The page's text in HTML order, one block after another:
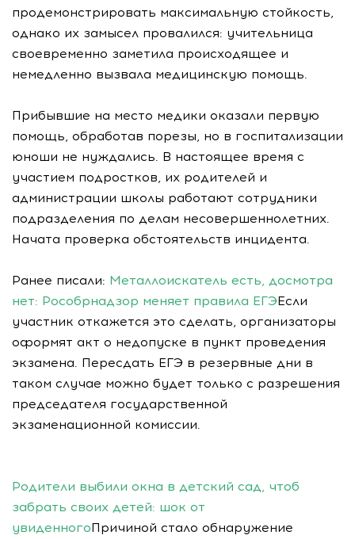
продемонстрировать максимальную стойкость,
однако их замысел провалился: учительница
своевременно заметила происходящее и
немедленно вызвала медицинскую помощь.
Прибывшие на место медики оказали первую
помощь, обработав порезы, но в госпитализации
юноши не нуждались. В настоящее время с
участием подростков, их родителей и
администрации школы работают сотрудники
подразделения по делам несовершеннолетних.
Начата проверка обстоятельств инцидента.
Ранее писали: Металлоискатель есть, досмотра
нет: Рособрнадзор меняет правила ЕГЭЕсли
участник откажется это сделать, организаторы
оформят акт о недопуске в пункт проведения
экзамена. Пересдать ЕГЭ в резервные дни в
таком случае можно будет только с разрешения
председателя государственной
экзаменационной комиссии.
Родители выбили окна в детский сад, чтоб
забрать своих детей: шок от
увиденногоПричиной стало обнаружение